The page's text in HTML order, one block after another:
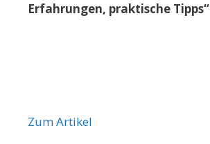
Erfahrungen, praktische Tipps“
Zum Artikel